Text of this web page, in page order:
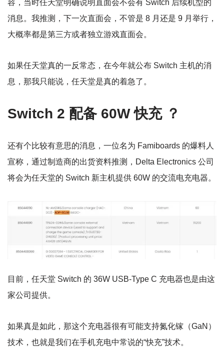
容，当时任天堂明确说明直面会不会有 Switch 后续机型的
消息。我推测，下一次直面会，不管是 8 月还是 9 月举行，
大概率都是第三方或者独立游戏直面会。
如果任天堂真的一反常态，在今年就公布 Switch 主机的消
息，那我只能说，任天堂是真的着急了。
Switch 2 配备 60W 快充 ？
还有个比较有意思的消息，一位名为 Famiboards 的爆料人
宣称，通过制造商的出货资料推测，Delta Electronics 公司
将会为任天堂的 Switch 新主机提供 60W 的交流电充电器。
目前，任天堂 Switch 的 36W USB-Type C 充电器也是由这
家公司提供。
如果真是如此，那这个充电器很有可能支持氮化镓（GaN）
技术，也就是我们在手机充电中常说的“快充”技术。